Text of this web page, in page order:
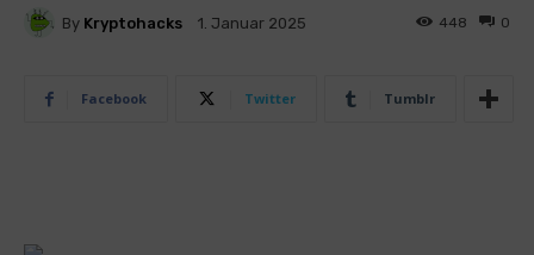
By Kryptohacks 1. Januar 2025 0
448
Facebook Twitter Tumblr